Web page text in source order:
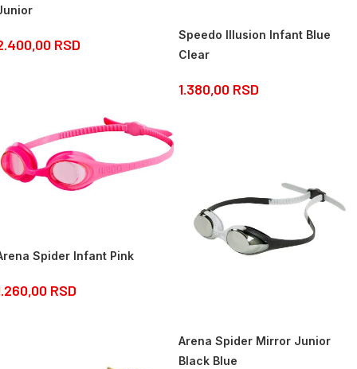
RSD
Speedo Illusion Infant Blue
Clear
1.380,00 RSD
Spider Infant Pink
RSD
Arena Spider Mirror Junior
Black Blue